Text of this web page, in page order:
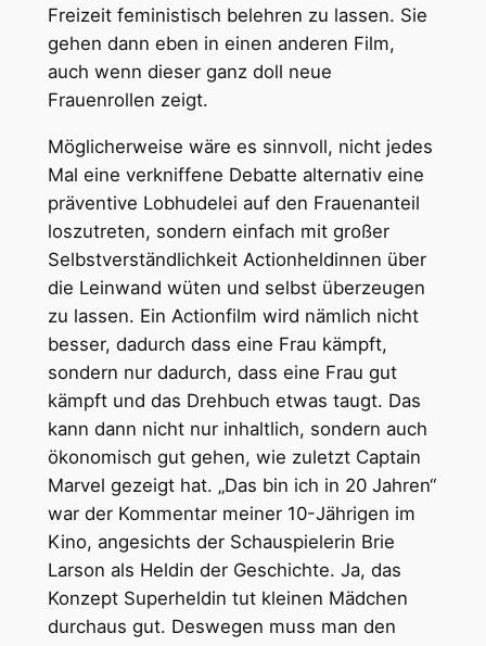
Freizeit feministisch belehren zu lassen. Sie
gehen dann eben in einen anderen Film,
auch wenn dieser ganz doll neue
Frauenrollen zeigt.
Möglicherweise wäre es sinnvoll, nicht jedes
Mal eine verkniffene Debatte alternativ eine
präventive Lobhudelei auf den Frauenanteil
loszutreten, sondern einfach mit großer
Selbstverständlichkeit Actionheldinnen über
die Leinwand wüten und selbst überzeugen
zu lassen. Ein Actionfilm wird nämlich nicht
besser, dadurch dass eine Frau kämpft,
sondern nur dadurch, dass eine Frau gut
kämpft und das Drehbuch etwas taugt. Das
kann dann nicht nur inhaltlich, sondern auch
ökonomisch gut gehen, wie zuletzt Captain
Marvel gezeigt hat. „Das bin ich in 20 Jahren“
war der Kommentar meiner 10-Jährigen im
Kino, angesichts der Schauspielerin Brie
Larson als Heldin der Geschichte. Ja, das
Konzept Superheldin tut kleinen Mädchen
durchaus gut. Deswegen muss man den